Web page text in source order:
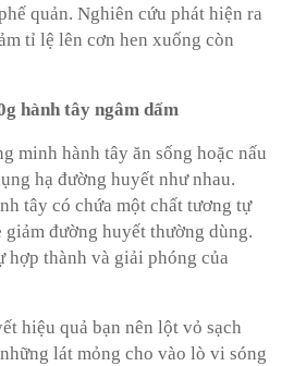
quản. Nghiên cứu phát hiện ra
tỉ lệ lên cơn hen xuống còn
hành tây ngâm dấm
minh hành tây ăn sống hoặc nấu
hạ đường huyết như nhau.
tây có chứa một chất tương tự
đường huyết thường dùng.
hợp thành và giải phóng của
hiệu quả bạn nên lột vỏ sạch
lát mỏng cho vào lò vi sóng